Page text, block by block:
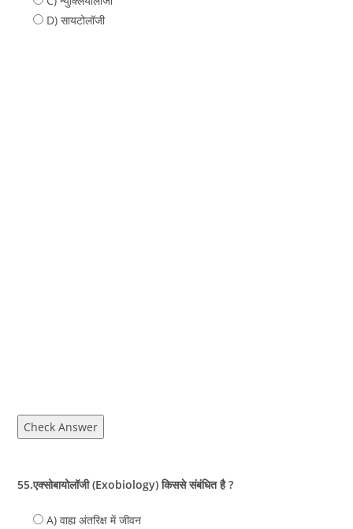
D) सायटोलॉजी
Check Answer
55.एक्सोबायोलॉजी (Exobiology) किससे संबंधित है ?
A) वाह्य अंतरिक्ष में जीवन